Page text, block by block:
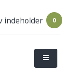
0
indeholder